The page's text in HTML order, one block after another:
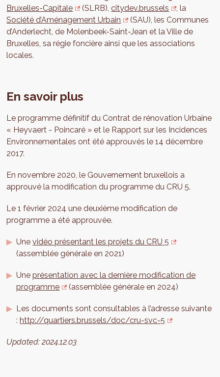
Bruxelles-Capitale
(SLRB),citydev.brussels
, la
Société d’Aménagement Urbain
(SAU), les Communes
d’Anderlecht, de Molenbeek-Saint-Jean et la Ville de
Bruxelles, sa régie foncière ainsi que les associations
locales.
En savoir plus
Le programme définitif du Contrat de rénovation Urbaine
« Heyvaert - Poincaré » et le Rapport sur les Incidences
Environnementales ont été approuvés le 14 décembre
2017.
En novembre 2020, le Gouvernement bruxellois a
approuvé la modification du programme du CRU 5.
Le 1 février 2024 une deuxième modification de
programme a été approuvée.
Unevidéo présentant les projets du CRU 5
(assemblée générale en 2021)
Uneprésentation avec la dernière modification de
programme
(assemblée générale en 2024)
Les documents sont consultables à l’adresse suivante
: http://quartiers.brussels/doc/cru-svc-5
Updated:2024.12.03